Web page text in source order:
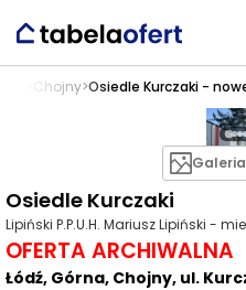
Chojny>Osiedle Kurczaki -
Osiedle Kurczaki
Lipiński P.P.U.H. Mariusz Lipiński -
OFERTA ARCHIWALNA
Łódź, Górna, Chojny, ul.
Galeria